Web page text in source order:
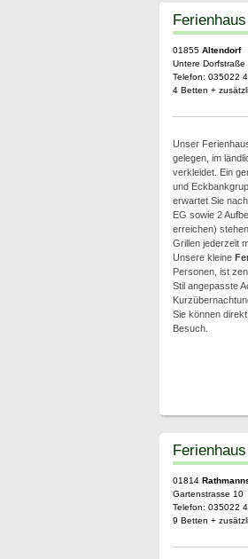
01855 Altendorf
Untere Dorfstraße
Telefon: 035022
4 Betten +
Unser
gelegen, im
verkleidet. Ein
und
erwartet Sie
EG sowie 2
erreichen)
Grillen jederzeit
Unsere kleine
Personen, ist
Stil angepasste
Sie können
Besuch.
01814
Gartenstrasse 10
Telefon: 035022
9 Betten +